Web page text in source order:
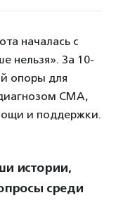
началась с
нельзя». За 10-
опоры для
СМА,
и поддержки.
истории,
среди